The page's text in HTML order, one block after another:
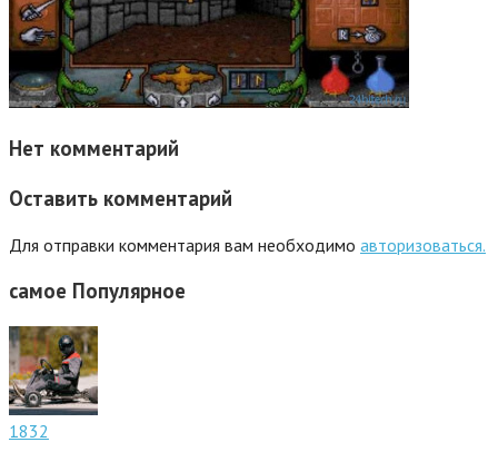
Нет комментарий
Оставить комментарий
Для отправки комментария вам необходимо авторизоваться.
самое Популярное
1832